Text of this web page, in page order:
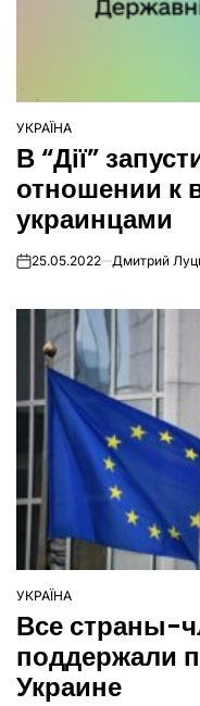
ОПУБЛІКУВАТИ
У
УКРАЇНА
В “Дії”
отношении к
украинцами
on25.05.2022 Дмитрий
ОПУБЛІКУВАТИ
У
УКРАЇНА
Все страны-
поддержали
Украине